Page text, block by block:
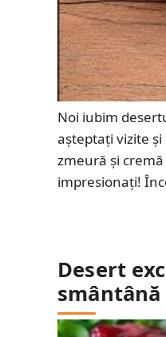
Noi iubim
așteptați vizite
zmeură și
impresionați!
Desert